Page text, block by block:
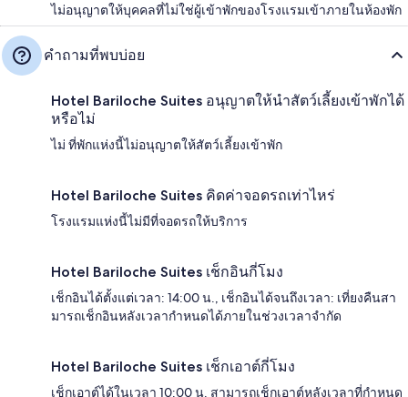
ไม่อนุญาตให้บุคคลที่ไม่ใช่ผู้เข้าพักของโรงแรมเข้าภายในห้องพัก
คำถามที่พบบ่อย
Hotel Bariloche Suites อนุญาตให้นำสัตว์เลี้ยงเข้าพักได้
หรือไม่
ไม่ ที่พักแห่งนี้ไม่อนุญาตให้สัตว์เลี้ยงเข้าพัก
Hotel Bariloche Suites คิดค่าจอดรถเท่าไหร่
โรงแรมแห่งนี้ไม่มีที่จอดรถให้บริการ
Hotel Bariloche Suites เช็กอินกี่โมง
เช็กอินได้ตั้งแต่เวลา: 14:00 น., เช็กอินได้จนถึงเวลา: เที่ยงคืนสา
มารถเช็กอินหลังเวลากำหนดได้ภายในช่วงเวลาจำกัด
Hotel Bariloche Suites เช็กเอาต์กี่โมง
เช็กเอาต์ได้ในเวลา 10:00 น. สามารถเช็กเอาต์หลังเวลาที่กำหนด